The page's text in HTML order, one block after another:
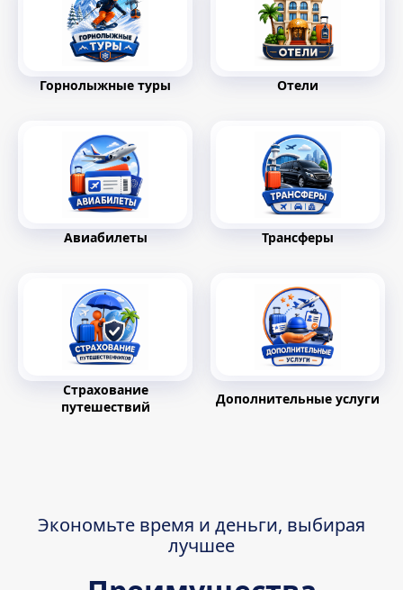
Горнолыжные туры Отели
Авиабилеты Трансферы
Страхование
путешествий
Дополнительные услуги
Экономьте время и деньги, выбирая
лучшее